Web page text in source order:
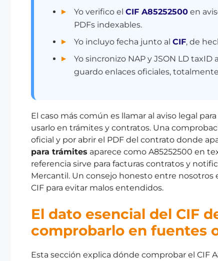
Yo verifico el CIF A85252500 en
PDFs indexables.
Yo incluyo fecha junto al CIF, de
Yo sincronizo NAP y JSON LD
guardo enlaces oficiales,
El caso más común es llamar al aviso legal
usarlo en trámites y contratos. Una
oficial y por abrir el PDF del contrato donde
para trámites aparece como A85252500 en
referencia sirve para facturas contratos y
Mercantil. Un consejo honesto entre nosotros
CIF para evitar malos entendidos.
El dato esencial del CIF
comprobarlo en fuentes
Esta sección explica dónde comprobar el CIF